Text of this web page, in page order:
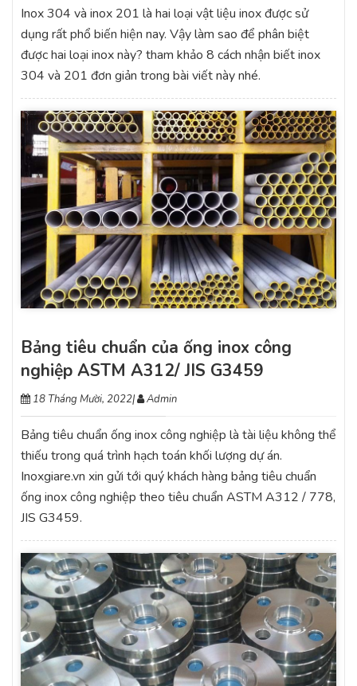
Inox 304 và inox 201 là hai loại vật liệu inox được sử
dụng rất phổ biến hiện nay. Vậy làm sao để phân biệt
được hai loại inox này? tham khảo 8 cách nhận biết inox
304 và 201 đơn giản trong bài viết này nhé.
Bảng tiêu chuẩn của ống inox công
nghiệp ASTM A312/ JIS G3459
18 Tháng Mười, 2022| Admin
Bảng tiêu chuẩn ống inox công nghiệp là tài liệu không thể
thiếu trong quá trình hạch toán khối lượng dự án.
Inoxgiare.vn xin gửi tới quý khách hàng bảng tiêu chuẩn
ống inox công nghiệp theo tiêu chuẩn ASTM A312 / 778,
JIS G3459.